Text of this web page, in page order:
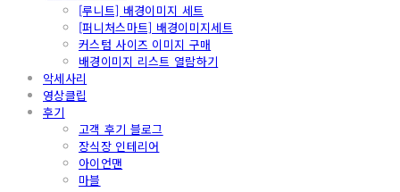
[루니트] 배경이미지 세트
[퍼니처스마트] 배경이미지세트
커스텀 사이즈 이미지 구매
배경이미지 리스트 열람하기
악세사리
영상클립
후기
고객 후기 블로그
장식장 인테리어
아이언맨
마블